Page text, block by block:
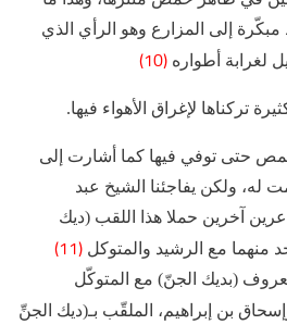
إلى المزارع وهو الرأي الذي
لغرابة أطواره (10)
تركناها لإغراق الأهواء فيها.
حتى توفي فيها كما أشارت إلى
له، ولكن يفاجئنا الشيخ عبد
آخرين حملا هذا اللقب (ديك
منهما مع الرشيد والمتوكل (11)
(بديك الجنّ) مع المتوكّل
بن إبراهيم، الملقّب بـ(ديك الجنِّ